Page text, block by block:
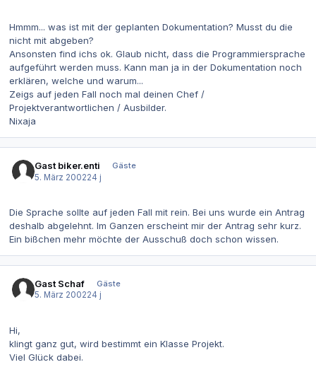
Hmmm... was ist mit der geplanten Dokumentation? Musst du die
nicht mit abgeben?
Ansonsten find ichs ok. Glaub nicht, dass die Programmiersprache
aufgeführt werden muss. Kann man ja in der Dokumentation noch
erklären, welche und warum...
Zeigs auf jeden Fall noch mal deinen Chef /
Projektverantwortlichen / Ausbilder.
Nixaja
Gast biker.enti
Gäste
5. März 200224 j
Die Sprache sollte auf jeden Fall mit rein. Bei uns wurde ein Antrag
deshalb abgelehnt. Im Ganzen erscheint mir der Antrag sehr kurz.
Ein bißchen mehr möchte der Ausschuß doch schon wissen.
Gast Schaf
Gäste
5. März 200224 j
Hi,
klingt ganz gut, wird bestimmt ein Klasse Projekt.
Viel Glück dabei.